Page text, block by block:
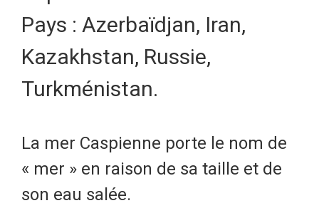
Pays : Azerbaïdjan, Iran,
Kazakhstan, Russie,
Turkménistan.
La mer Caspienne porte le nom de
« mer » en raison de sa taille et de
son eau salée.